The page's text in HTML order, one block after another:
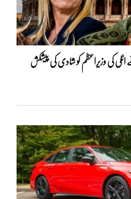
کی وزیراعظم کو شادی کی پیشکش